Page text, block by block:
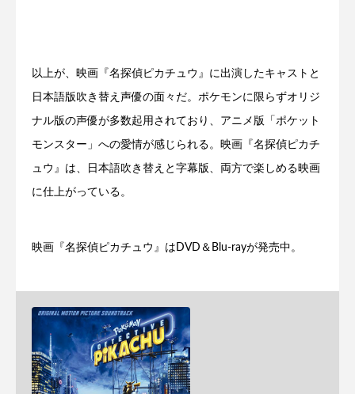
以上が、映画『名探偵ピカチュウ』に出演したキャストと
日本語版吹き替え声優の面々だ。ポケモンに限らずオリジ
ナル版の声優が多数起用されており、アニメ版「ポケット
モンスター」への愛情が感じられる。映画『名探偵ピカチ
ュウ』は、日本語吹き替えと字幕版、両方で楽しめる映画
に仕上がっている。
映画『名探偵ピカチュウ』はDVD＆Blu-rayが発売中。